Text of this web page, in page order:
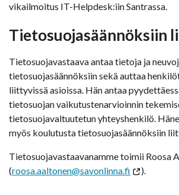
vikailmoitus IT-Helpdesk:iin Santrassa.
Tietosuojasäännöksiin
Tietosuojavastaava antaa tietoja ja
tietosuojasäännöksiin sekä auttaa
liittyvissä asioissa. Hän antaa
tietosuojan vaikutustenarvioinnin
tietosuojavaltuutetun yhteyshenkilö.
myös koulutusta tietosuojasäännöksiin
Tietosuojavastaavanamme toimii Roosa
(roosa.aaltonen@savonlinna.fi ).